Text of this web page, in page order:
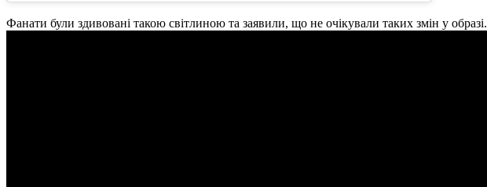
Фанати були здивовані такою світлиною та заявили, що не очікували таких змін у образі.